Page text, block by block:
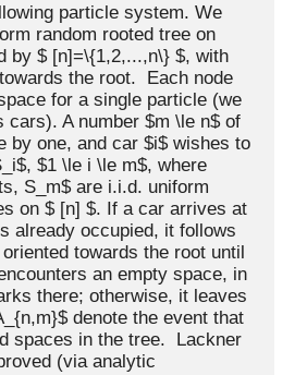
particle system. We
random rooted tree on
by $ [n]=\{1,2,...,n\} $, with
the root.  Each node
for a single particle (we
cars). A number $m \le n$ of
by one, and car $i$ wishes to
$1 \le i \le m$, where
S_m$ are i.i.d. uniform
on $ [n] $. If a car arrives at
already occupied, it follows
towards the root until
an empty space, in
there; otherwise, it leaves
denote the event that
spaces in the tree.  Lackner
(via analytic